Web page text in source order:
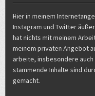
Hier in meinem
Instagram und Twitter
hat nichts mit meinem
meinem privaten Angebot
arbeite, insbesondere
stammende Inhalte sind
gemacht.